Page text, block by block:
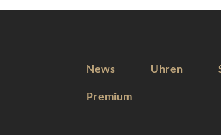
News Uhren
Premium